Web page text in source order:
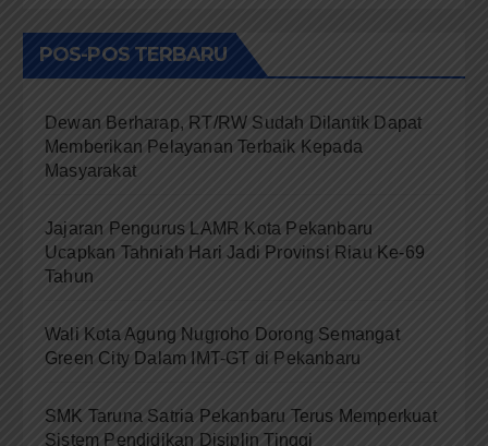
POS-POS TERBARU
Dewan Berharap, RT/RW Sudah Dilantik Dapat
Memberikan Pelayanan Terbaik Kepada
Masyarakat
Jajaran Pengurus LAMR Kota Pekanbaru
Ucapkan Tahniah Hari Jadi Provinsi Riau Ke-69
Tahun
Wali Kota Agung Nugroho Dorong Semangat
Green City Dalam IMT-GT di Pekanbaru
SMK Taruna Satria Pekanbaru Terus Memperkuat
Sistem Pendidikan Disiplin Tinggi